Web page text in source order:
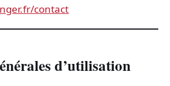
contact
d’utilisation